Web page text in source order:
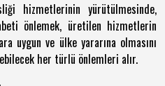
hizmetlerinin yürütülmesinde,
önlemek, üretilen hizmetlerin
uygun ve ülke yararına olmasını
her türlü önlemleri alır.